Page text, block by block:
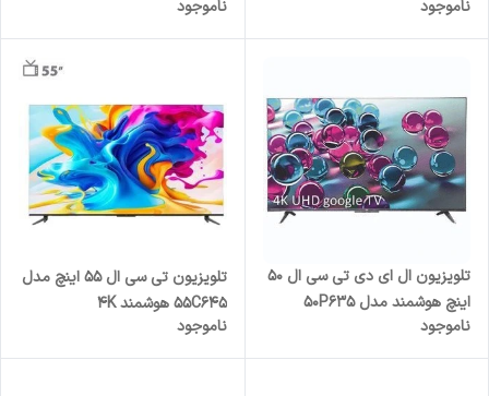
ناموجود
ناموجود
تلویزیون ال ای دی تی سی ال 50
اینچ هوشمند مدل 50P635
ناموجود
تلویزیون تی سی ال 55 اینچ مدل
55C645 هوشمند 4K
ناموجود